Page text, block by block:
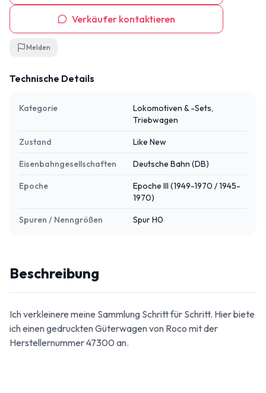
Verkäufer kontaktieren
Melden
Technische Details
Kategorie
Lokomotiven & -Sets,
Triebwagen
Zustand Like New
Eisenbahngesellschaften Deutsche Bahn (DB)
Epoche
Epoche III (1949-1970 / 1945-
1970)
Spuren / Nenngrößen Spur H0
Beschreibung
Ich verkleinere meine Sammlung Schritt für Schritt. Hier biete
ich einen gedruckten Güterwagen von Roco mit der
Herstellernummer 47300 an.